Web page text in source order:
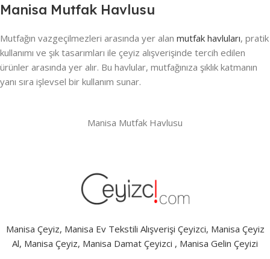
Manisa Mutfak Havlusu
Mutfağın vazgeçilmezleri arasında yer alan mutfak havluları, pratik
kullanımı ve şık tasarımları ile çeyiz alışverişinde tercih edilen
ürünler arasında yer alır. Bu havlular, mutfağınıza şıklık katmanın
yanı sıra işlevsel bir kullanım sunar.
Manisa Mutfak Havlusu
Manisa Çeyiz, Manisa Ev Tekstili Alışverişi Çeyizci, Manisa Çeyiz
Al, Manisa Çeyiz, Manisa Damat Çeyizci , Manisa Gelin Çeyizi